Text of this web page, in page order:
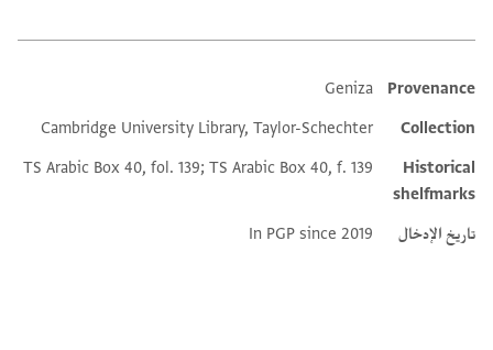
Additional metadata
Provenance
Geniza
Collection
Cambridge University Library, Taylor-Schechter
Historical
shelfmarks
TS Arabic Box 40, fol. 139; TS Arabic Box 40, f. 139
تاريخ الإدخال In PGP since 2019